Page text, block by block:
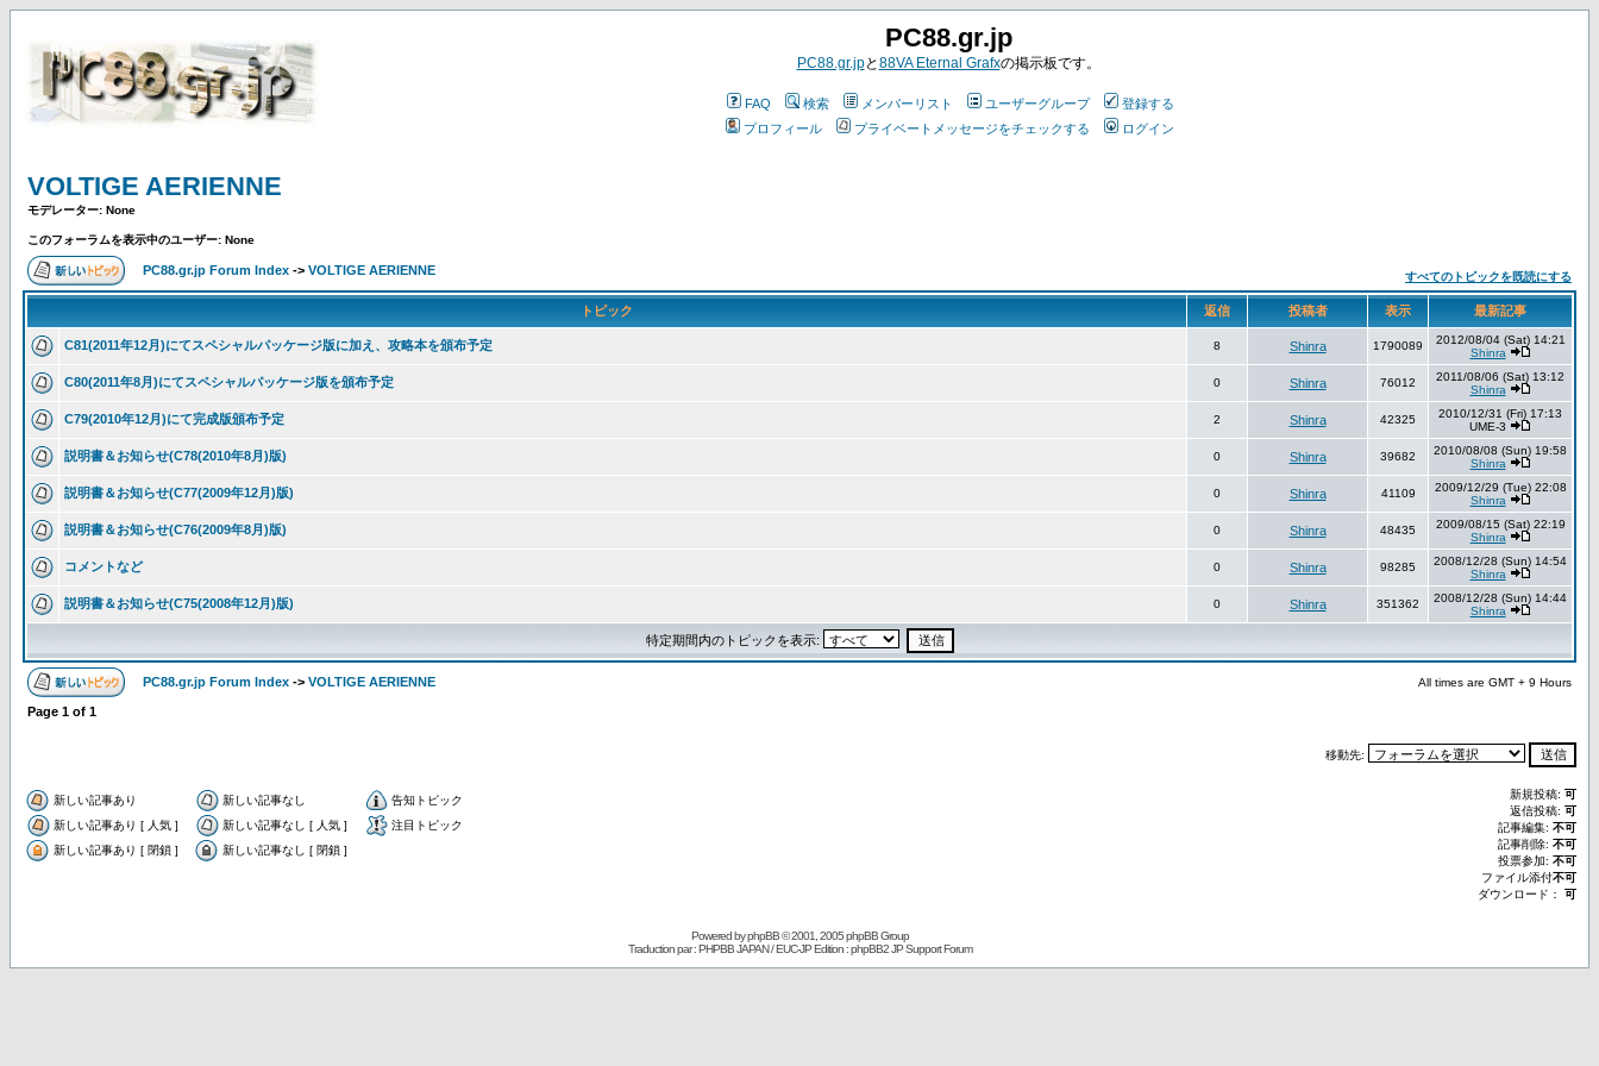
PC88.gr.jp
PC88.gr.jpと88VA Eternal Grafxの掲示板です。
FAQ 検索 メンバーリスト ユーザーグループ
登録する
プロフィール
プライベートメッセージをチェックする ログイン
VOLTIGE AERIENNE
モデレーター: None
このフォーラムを表示中のユーザー: None
PC88.gr.jp Forum Index -> VOLTIGE AERIENNE すべてのトピックを既読にする
トピック 返信 投稿者 表示 最新記事
C81(2011年12月)にてスペシャルパッケージ版に加え、攻略本を頒布予定 8 Shinra 1790089
2012/08/04 (Sat) 14:21
Shinra
C80(2011年8月)にてスペシャルパッケージ版を頒布予定 0 Shinra 76012
2011/08/06 (Sat) 13:12
Shinra
C79(2010年12月)にて完成版頒布予定 2 Shinra 42325
2010/12/31 (Fri) 17:13
UME-3
説明書＆お知らせ(C78(2010年8月)版) 0 Shinra 39682
2010/08/08 (Sun) 19:58
Shinra
説明書＆お知らせ(C77(2009年12月)版) 0 Shinra 41109
2009/12/29 (Tue) 22:08
Shinra
説明書＆お知らせ(C76(2009年8月)版) 0 Shinra 48435
2009/08/15 (Sat) 22:19
Shinra
コメントなど 0 Shinra 98285
2008/12/28 (Sun) 14:54
Shinra
説明書＆お知らせ(C75(2008年12月)版) 0 Shinra 351362
2008/12/28 (Sun) 14:44
Shinra
特定期間内のトピックを表示:
PC88.gr.jp Forum Index -> VOLTIGE AERIENNE All times are GMT + 9 Hours
Page 1 of 1
移動先:
新しい記事あり 新しい記事なし
告知トピック
新しい記事あり [ 人気 ]
新しい記事なし [ 人気 ]
注目トピック
新しい記事あり [ 閉鎖 ]
新しい記事なし [ 閉鎖 ]
新規投稿: 可
返信投稿: 可
記事編集: 不可
記事削除: 不可
投票参加: 不可
ファイル添付不可
ダウンロード： 可
Powered byphpBB© 2001, 2005 phpBB Group
Traduction par : PHPBB JAPAN / EUC-JP Edition :phpBB2 JP Support Forum